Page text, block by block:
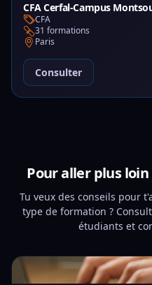
CFA Cerfal-Campus
CFA
31 formations
Paris
Consulter
Pour aller plus
Tu veux des conseils pour
type de formation ?
étudiants et